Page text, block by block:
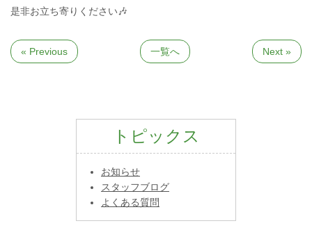
是非お立ち寄りください🎶
« Previous 一覧へ Next »
トピックス
お知らせ
スタッフブログ
よくある質問